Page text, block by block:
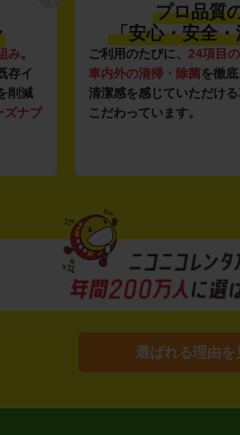
み。
存イ
削減
ズナブ
プロ品質
「安心・安全・
ご利用のたびに、 24項目
車内外の清掃・除菌を徹
清潔感を感じていただけ
こだわっています。
選ばれる理由を